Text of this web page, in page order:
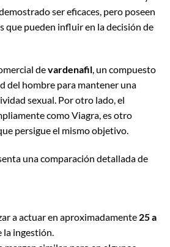
ser eficaces, pero poseen
que pueden influir en la decisión de
devardenafil, un compuesto
del hombre para mantener una
sexual. Por otro lado, el
como Viagra, es otro
persigue el mismo objetivo.
una comparación detallada de
a actuar en aproximadamente 25 a
la ingestión.